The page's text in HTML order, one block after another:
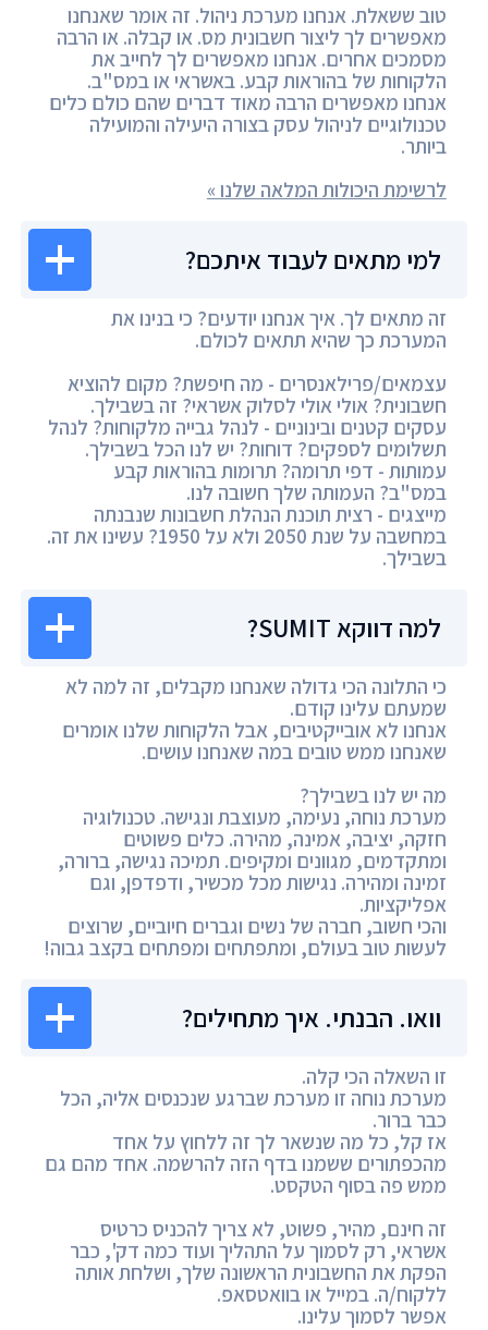
טוב ששאלת. אנחנו מערכת ניהול. זה אומר שאנחנו
מאפשרים לך ליצור חשבונית מס. או קבלה. או הרבה
מסמכים אחרים. אנחנו מאפשרים לך לחייב את
הלקוחות של בהוראות קבע. באשראי או במס"ב.
אנחנו מאפשרים הרבה מאוד דברים שהם כולם כלים
טכנולוגיים לניהול עסק בצורה היעילה והמועילה
ביותר.
לרשימת היכולות המלאה שלנו »
למי מתאים לעבוד איתכם?
זה מתאים לך. איך אנחנו יודעים? כי בנינו את
המערכת כך שהיא תתאים לכולם.
עצמאים/פרילאנסרים - מה חיפשת? מקום להוציא
חשבונית? אולי אולי לסלוק אשראי? זה בשבילך.
עסקים קטנים ובינוניים - לנהל גבייה מלקוחות? לנהל
תשלומים לספקים? דוחות? יש לנו הכל בשבילך.
עמותות - דפי תרומה? תרומות בהוראות קבע
במס"ב? העמותה שלך חשובה לנו.
מייצגים - רצית תוכנת הנהלת חשבונות שנבנתה
במחשבה על שנת 2050 ולא על 1950? עשינו את זה.
בשבילך.
למה דווקא SUMIT?
כי התלונה הכי גדולה שאנחנו מקבלים, זה למה לא
שמעתם עלינו קודם.
אנחנו לא אובייקטיבים, אבל הלקוחות שלנו אומרים
שאנחנו ממש טובים במה שאנחנו עושים.
מה יש לנו בשבילך?
מערכת נוחה, נעימה, מעוצבת ונגישה. טכנולוגיה
חזקה, יציבה, אמינה, מהירה. כלים פשוטים
ומתקדמים, מגוונים ומקיפים. תמיכה נגישה, ברורה,
זמינה ומהירה. נגישות מכל מכשיר, ודפדפן, וגם
אפליקציות.
והכי חשוב, חברה של נשים וגברים חיוביים, שרוצים
לעשות טוב בעולם, ומתפתחים ומפתחים בקצב גבוה!
וואו. הבנתי. איך מתחילים?
זו השאלה הכי קלה.
מערכת נוחה זו מערכת שברגע שנכנסים אליה, הכל
כבר ברור.
אז קל, כל מה שנשאר לך זה ללחוץ על אחד
מהכפתורים ששמנו בדף הזה להרשמה. אחד מהם גם
ממש פה בסוף הטקסט.
זה חינם, מהיר, פשוט, לא צריך להכניס כרטיס
אשראי, רק לסמוך על התהליך ועוד כמה דק', כבר
הפקת את החשבונית הראשונה שלך, ושלחת אותה
ללקוח/ה. במייל או בוואטסאפ.
אפשר לסמוך עלינו.